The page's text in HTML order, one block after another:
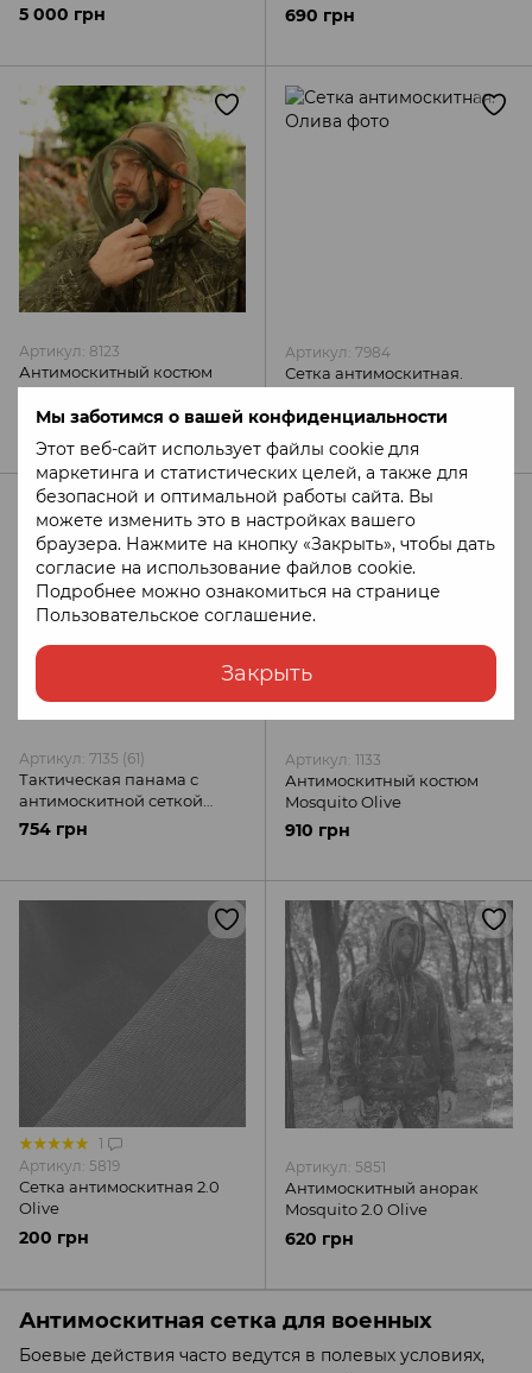
Мы заботимся о вашей конфиденциальности
Этот веб-сайт использует файлы cookie для
маркетинга и статистических целей, а также для
безопасной и оптимальной работы сайта. Вы
можете изменить это в настройках вашего
браузера. Нажмите на кнопку «Закрыть», чтобы дать
согласие на использование файлов cookie.
Подробнее можно ознакомиться на странице
Пользовательское соглашение.
Закрыть
Антимоскитная сетка для военных
Боевые действия часто ведутся в полевых условиях,
5 000 грн 690 грн
Артикул: 8123
Антимоскитный костюм
Mosquito Олива
968 грн
Артикул: 7984
Сетка антимоскитная.
248 грн
Артикул: 7135 (61)
Тактическая панама с
антимоскитной сеткой
Олива Camotec
754 грн
Артикул: 1133
Антимоскитный костюм
Mosquito Olive
910 грн
1
Артикул: 5819
Сетка антимоскитная 2.0
Olive
200 грн
Артикул: 5851
Антимоскитный анорак
Mosquito 2.0 Olive
620 грн